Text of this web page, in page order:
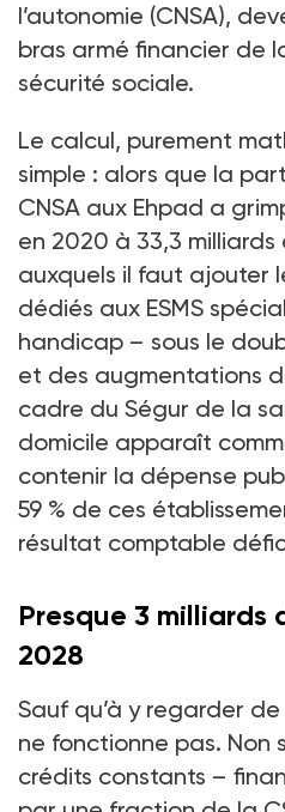
l’autonomie (CNSA),
bras armé financier de
sécurité sociale.
Le calcul, purement
simple : alors que la
CNSA aux Ehpad a
en 2020 à 33,3 milliards
auxquels il faut ajouter
dédiés aux ESMS
handicap – sous le
et des augmentations
cadre du Ségur de la
domicile apparaît
contenir la dépense
59 % de ces
résultat comptable
Presque 3 milliards
2028
Sauf qu’à y regarder
ne fonctionne pas. Non
crédits constants –